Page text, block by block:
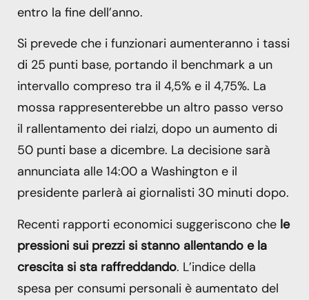
entro la fine dell’anno.
Si prevede che i funzionari aumenteranno i tassi
di 25 punti base, portando il benchmark a un
intervallo compreso tra il 4,5% e il 4,75%. La
mossa rappresenterebbe un altro passo verso
il rallentamento dei rialzi, dopo un aumento di
50 punti base a dicembre. La decisione sarà
annunciata alle 14:00 a Washington e il
presidente parlerà ai giornalisti 30 minuti dopo.
Recenti rapporti economici suggeriscono che le
pressioni sui prezzi si stanno allentando e la
crescita si sta raffreddando. L’indice della
spesa per consumi personali è aumentato del